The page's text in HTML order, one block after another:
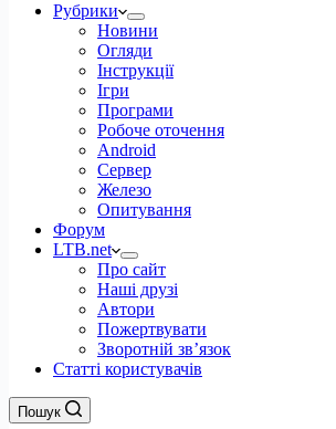
Рубрики
Новини
Огляди
Інструкції
Ігри
Програми
Робоче оточення
Android
Сервер
Железо
Опитування
Форум
LTB.net
Про сайт
Наші друзі
Автори
Пожертвувати
Зворотній зв’язок
Статті користувачів
Пошук